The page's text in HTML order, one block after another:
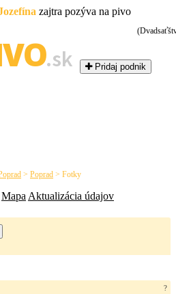
zajtra pozýva na pivo
.sk Pridaj podnik
> Poprad > Fotky
Mapa Aktualizácia údajov
?